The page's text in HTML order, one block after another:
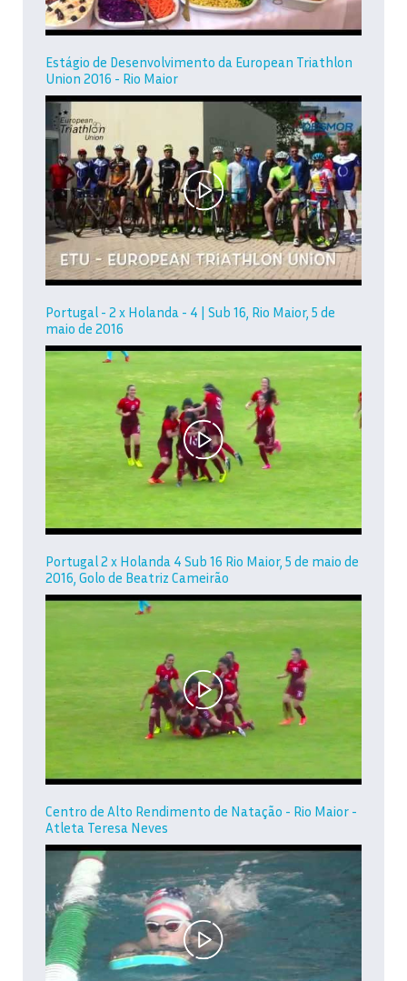
Estágio de Desenvolvimento da European Triathlon
Union 2016 - Rio Maior
Portugal - 2 x Holanda - 4 | Sub 16, Rio Maior, 5 de
maio de 2016
Portugal 2 x Holanda 4 Sub 16 Rio Maior, 5 de maio de
2016, Golo de Beatriz Cameirão
Centro de Alto Rendimento de Natação - Rio Maior -
Atleta Teresa Neves